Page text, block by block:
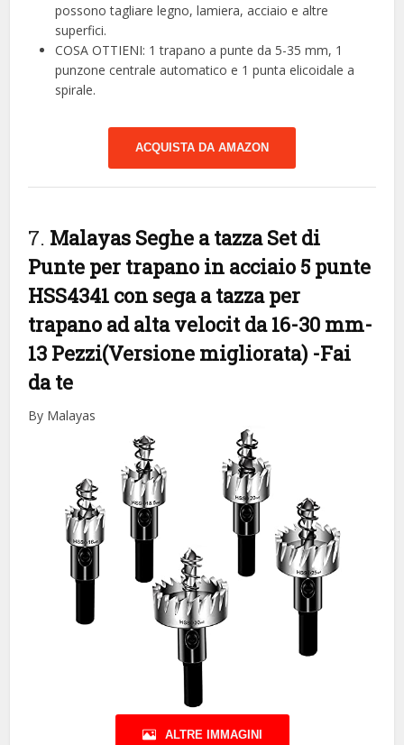
possono tagliare legno, lamiera, acciaio e altre
superfici.
COSA OTTIENI: 1 trapano a punte da 5-35 mm, 1
punzone centrale automatico e 1 punta elicoidale a
spirale.
ACQUISTA DA AMAZON
7. Malayas Seghe a tazza Set di
Punte per trapano in acciaio 5 punte
HSS4341 con sega a tazza per
trapano ad alta velocit da 16-30 mm-
13 Pezzi(Versione migliorata) -Fai
da te
By Malayas
ALTRE IMMAGINI